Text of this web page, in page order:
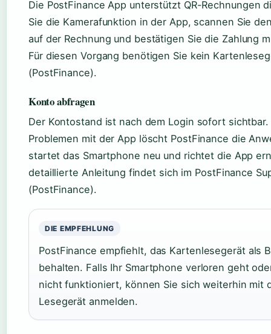
Die PostFinance App unterstützt QR-Rechnungen
Sie die Kamerafunktion in der App, scannen Sie
auf der Rechnung und bestätigen Sie die Zahlung
Für diesen Vorgang benötigen Sie kein
(PostFinance).
Konto abfragen
Der Kontostand ist nach dem Login sofort sichtbar.
Problemen mit der App löscht PostFinance die
startet das Smartphone neu und richtet die App
detaillierte Anleitung findet sich im PostFinance
(PostFinance).
DIE EMPFEHLUNG
PostFinance empfiehlt, das Kartenlesegerät als
behalten. Falls Ihr Smartphone verloren geht
nicht funktioniert, können Sie sich weiterhin mit
Lesegerät anmelden.